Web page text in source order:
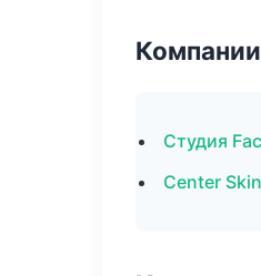
Студия
Center